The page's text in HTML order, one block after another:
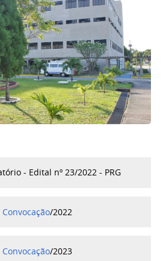
- Edital nº 23/2022 - PRG
Convocação/2022
Convocação/2023